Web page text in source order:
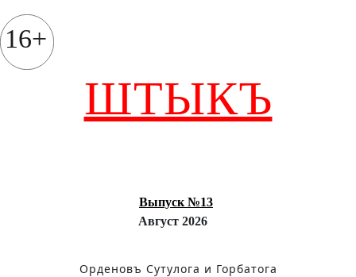
к
содержимому
16+
ШТЫКЪ
Выпуск №13
Август 2026
Орденовъ Сутулога и Горбатога